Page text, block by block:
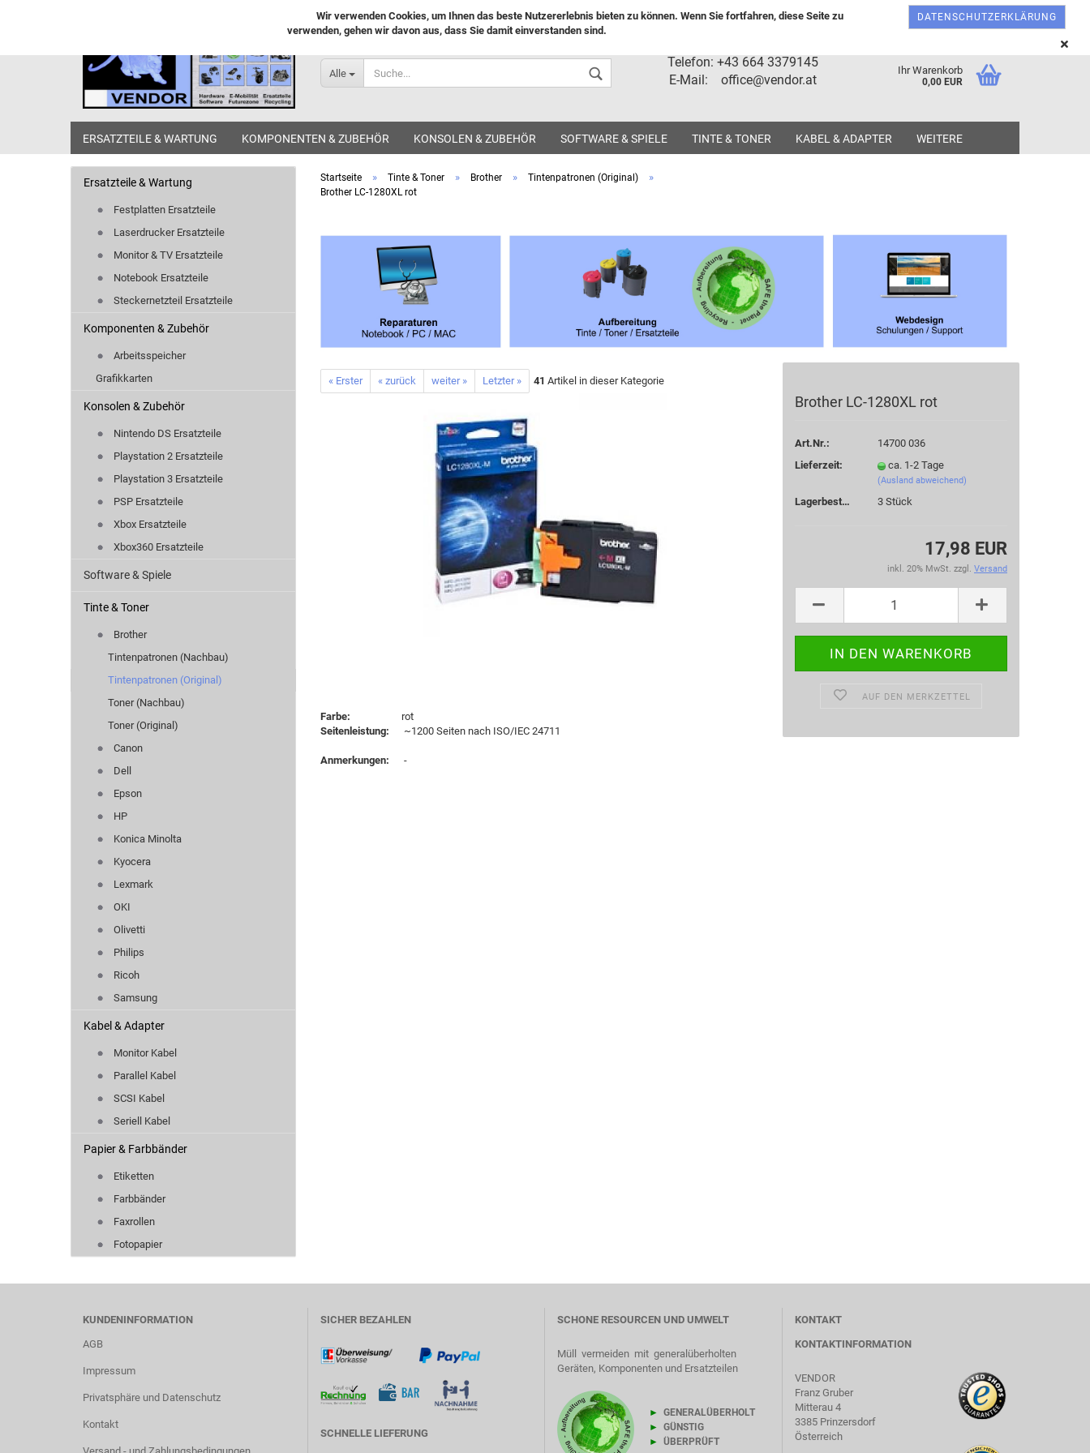
Österreich
Konto erstellen
Passwort vergessen?
Merkzettel
Alle
Telefon: +43 664 3379145
E-Mail: office@vendor.at
Ihr Warenkorb
0,00 EUR
Wir verwenden Cookies, um Ihnen das beste Nutzererlebnis bieten zu können. Wenn Sie fortfahren, diese Seite zu
verwenden, gehen wir davon aus, dass Sie damit einverstanden sind.
DATENSCHUTZERKLÄRUNG
ERSATZTEILE & WARTUNG KOMPONENTEN & ZUBEHÖR KONSOLEN & ZUBEHÖR SOFTWARE & SPIELE TINTE & TONER KABEL & ADAPTER WEITERE
Startseite » Tinte & Toner » Brother » Tintenpatronen (Original) »
Brother LC-1280XL rot
« Erster « zurück weiter » Letzter » 41 Artikel in dieser Kategorie
Brother LC-1280XL rot
Art.Nr.:
14700 036
Lieferzeit:
ca. 1-2 Tage
(Ausland abweichend)
Lagerbestand: 3 Stück
17,98 EUR
inkl. 20% MwSt. zzgl. Versand
AUF DEN MERKZETTEL
Farbe:
rot
Seitenleistung: ~1200 Seiten nach ISO/IEC 24711
Anmerkungen: -
Ersatzteile & Wartung
Festplatten Ersatzteile
Laserdrucker Ersatzteile
Monitor & TV Ersatzteile
Notebook Ersatzteile
Steckernetzteil Ersatzteile
Komponenten & Zubehör
Arbeitsspeicher
Grafikkarten
Konsolen & Zubehör
Nintendo DS Ersatzteile
Playstation 2 Ersatzteile
Playstation 3 Ersatzteile
PSP Ersatzteile
Xbox Ersatzteile
Xbox360 Ersatzteile
Software & Spiele
Tinte & Toner
Brother
Tintenpatronen (Nachbau)
Tintenpatronen (Original)
Toner (Nachbau)
Toner (Original)
Canon
Dell
Epson
HP
Konica Minolta
Kyocera
Lexmark
OKI
Olivetti
Philips
Ricoh
Samsung
Kabel & Adapter
Monitor Kabel
Parallel Kabel
SCSI Kabel
Seriell Kabel
Papier & Farbbänder
Etiketten
Farbbänder
Faxrollen
Fotopapier
KUNDENINFORMATION
AGB
Impressum
Privatsphäre und Datenschutz
Kontakt
SICHER BEZAHLEN
SCHNELLE LIEFERUNG
SCHONE RESOURCEN UND UMWELT
Müll vermeiden mit generalüberholten
Geräten, Komponenten und Ersatzteilen
► GENERALÜBERHOLT
► GÜNSTIG
► ÜBERPRÜFT
KONTAKT
KONTAKTINFORMATION
VENDOR
Franz Gruber
Mitterau 4
3385 Prinzersdorf
Österreich